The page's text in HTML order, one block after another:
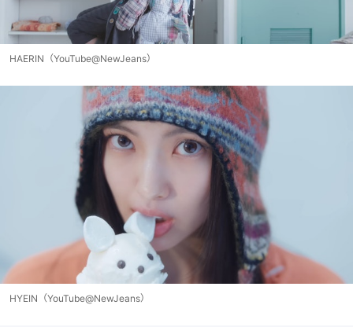
HAERIN（YouTube@NewJeans）
HYEIN（YouTube@NewJeans）